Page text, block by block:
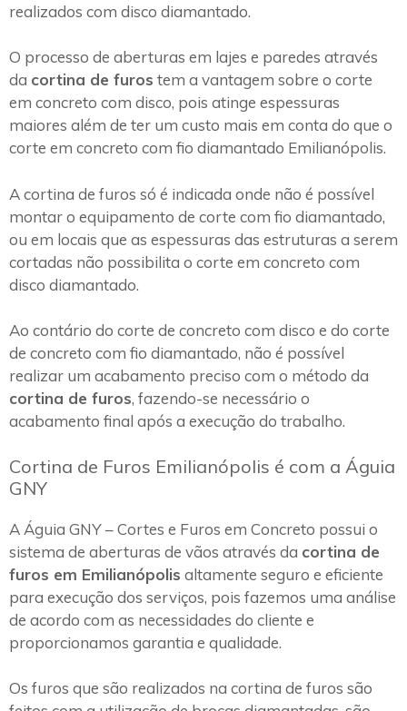
realizados com disco diamantado.
O processo de aberturas em lajes e paredes através
da cortina de furos tem a vantagem sobre o corte
em concreto com disco, pois atinge espessuras
maiores além de ter um custo mais em conta do que o
corte em concreto com fio diamantado Emilianópolis.
A cortina de furos só é indicada onde não é possível
montar o equipamento de corte com fio diamantado,
ou em locais que as espessuras das estruturas a serem
cortadas não possibilita o corte em concreto com
disco diamantado.
Ao contário do corte de concreto com disco e do corte
de concreto com fio diamantado, não é possível
realizar um acabamento preciso com o método da
cortina de furos, fazendo-se necessário o
acabamento final após a execução do trabalho.
Cortina de Furos Emilianópolis é com a Águia
GNY
A Águia GNY – Cortes e Furos em Concreto possui o
sistema de aberturas de vãos através da cortina de
furos em Emilianópolis altamente seguro e eficiente
para execução dos serviços, pois fazemos uma análise
de acordo com as necessidades do cliente e
proporcionamos garantia e qualidade.
Os furos que são realizados na cortina de furos são